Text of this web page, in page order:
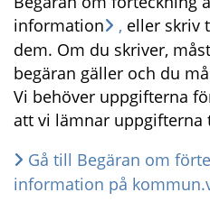
information
, eller skriv
dem. Om du skriver,
begäran gäller och du
Vi behöver uppgifterna
att vi lämnar uppgifterna
Gå till Begäran om
information på